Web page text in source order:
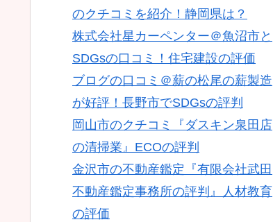
のクチコミを紹介！静岡県は？
株式会社星カーペンター＠魚沼市と
SDGsの口コミ！住宅建設の評価
ブログの口コミ＠薪の松尾の薪製造
が好評！長野市でSDGsの評判
岡山市のクチコミ『ダスキン泉田店
の清掃業』ECOの評判
金沢市の不動産鑑定『有限会社武田
不動産鑑定事務所の評判』人材教育
の評価